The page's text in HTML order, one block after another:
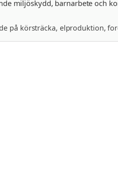
miljöskydd, barnarbete och
på körsträcka, elproduktion,